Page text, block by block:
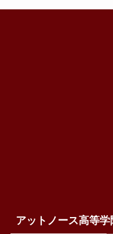
アットノース高等学